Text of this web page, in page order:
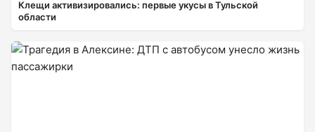
Клещи активизировались: первые укусы в Тульской
области